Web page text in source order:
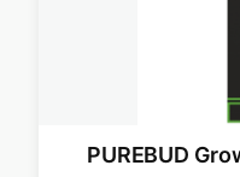
PUREBUD